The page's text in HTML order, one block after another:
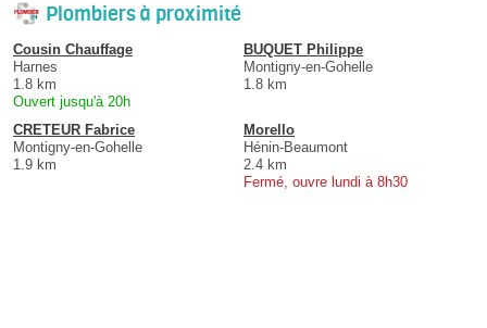
Plombiers à proximité
Cousin Chauffage
Harnes
1.8 km
Ouvert jusqu'à 20h
BUQUET Philippe
Montigny-en-Gohelle
1.8 km
CRETEUR Fabrice
Montigny-en-Gohelle
1.9 km
Morello
Hénin-Beaumont
2.4 km
Fermé, ouvre lundi à 8h30